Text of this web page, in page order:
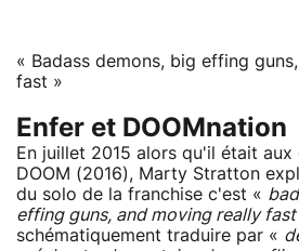
« Badass demons, big effing
fast »
Enfer et DOOMnation
En juillet 2015 alors qu'il était aux
DOOM (2016), Marty Stratton
du solo de la franchise c'est «
effing guns, and moving really fast
schématiquement traduire par «